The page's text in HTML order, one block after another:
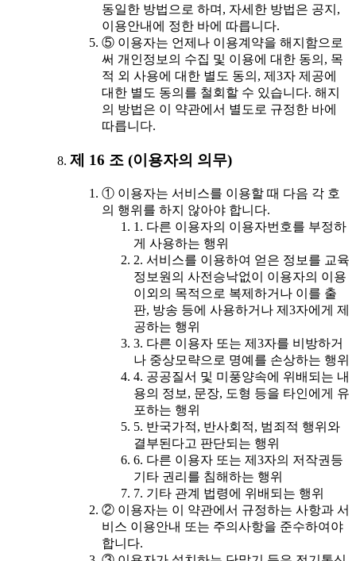
동일한 방법으로 하며, 자세한 방법은 공지,
이용안내에 정한 바에 따릅니다.
⑤ 이용자는 언제나 이용계약을 해지함으로
써 개인정보의 수집 및 이용에 대한 동의, 목
적 외 사용에 대한 별도 동의, 제3자 제공에
대한 별도 동의를 철회할 수 있습니다. 해지
의 방법은 이 약관에서 별도로 규정한 바에
따릅니다.
제 16 조 (이용자의 의무)
① 이용자는 서비스를 이용할 때 다음 각 호
의 행위를 하지 않아야 합니다.
1. 다른 이용자의 이용자번호를 부정하
게 사용하는 행위
2. 서비스를 이용하여 얻은 정보를 교육
정보원의 사전승낙없이 이용자의 이용
이외의 목적으로 복제하거나 이를 출
판, 방송 등에 사용하거나 제3자에게 제
공하는 행위
3. 다른 이용자 또는 제3자를 비방하거
나 중상모략으로 명예를 손상하는 행위
4. 공공질서 및 미풍양속에 위배되는 내
용의 정보, 문장, 도형 등을 타인에게 유
포하는 행위
5. 반국가적, 반사회적, 범죄적 행위와
결부된다고 판단되는 행위
6. 다른 이용자 또는 제3자의 저작권등
기타 권리를 침해하는 행위
7. 기타 관계 법령에 위배되는 행위
② 이용자는 이 약관에서 규정하는 사항과 서
비스 이용안내 또는 주의사항을 준수하여야
합니다.